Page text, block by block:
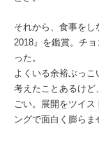
それから、食事をし
2018』を鑑賞。チ
った。
よくいる余裕ぶっ
考えたことあるけど
ごい。展開をツイ
ングで面白く膨らま